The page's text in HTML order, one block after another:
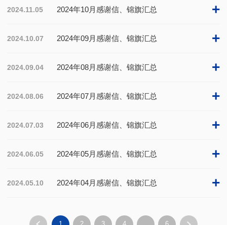
2024.11.05 2024年10月感谢信、锦旗汇总 +
2024.10.07 2024年09月感谢信、锦旗汇总 +
2024.09.04 2024年08月感谢信、锦旗汇总 +
2024.08.06 2024年07月感谢信、锦旗汇总 +
2024.07.03 2024年06月感谢信、锦旗汇总 +
2024.06.05 2024年05月感谢信、锦旗汇总 +
2024.05.10 2024年04月感谢信、锦旗汇总 +